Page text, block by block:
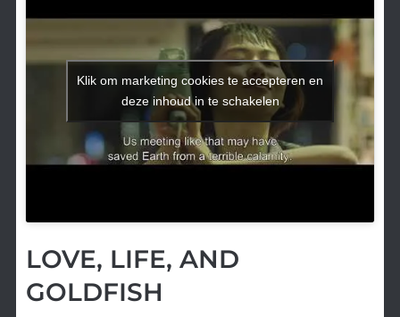
Klik om marketing cookies te accepteren en
deze inhoud in te schakelen
LOVE, LIFE, AND
GOLDFISH